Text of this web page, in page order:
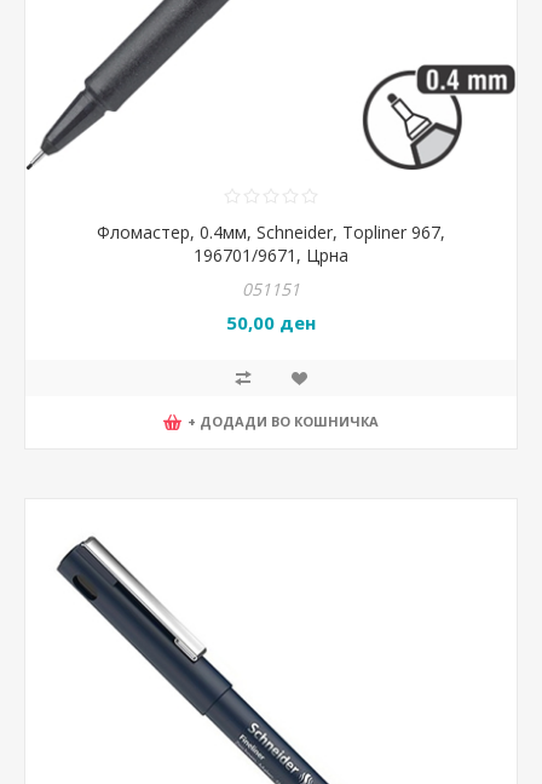
Фломастер, 0.4мм, Schneider, Topliner 967,
196701/9671, Црна
051151
50,00 ден
+ ДОДАДИ ВО КОШНИЧКА